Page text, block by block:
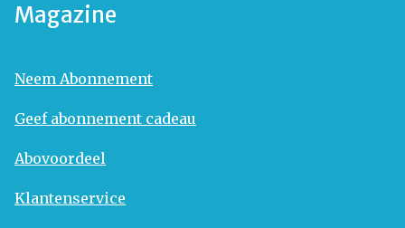
Magazine
Neem Abonnement
Geef abonnement cadeau
Abovoordeel
Klantenservice